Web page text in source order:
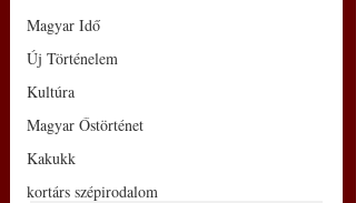
Magyar Idő
Új Történelem
Kultúra
Magyar Őstörténet
Kakukk
kortárs szépirodalom